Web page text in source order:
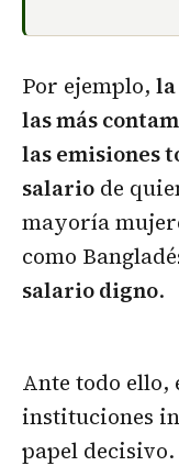
Por ejemplo,
las más
las emisiones
salario de
mayoría
como
salario digno.
Ante todo ello,
instituciones
papel decisivo.